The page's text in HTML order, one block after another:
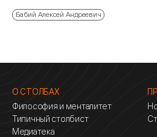
Бабий Алексей Андреевич
О СТОЛБАХ
Философия и менталитет
Типичный столбист
Медиатека